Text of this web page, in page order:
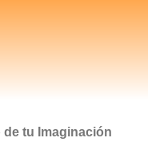
tu Imaginación